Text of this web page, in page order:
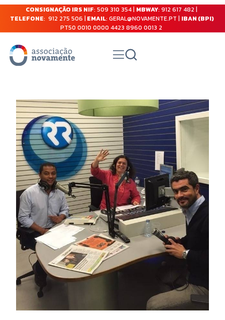
CONSIGNAÇÃO IRS NIF: 509 310 354 | MBWAY: 912 617 482 |
TELEFONE: 912 275 506 | EMAIL: GERAL@NOVAMENTE.PT | IBAN (BPI)
PT50 0010 0000 4423 8960 0013 2